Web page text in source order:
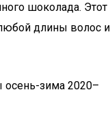
шоколада. Этот
длины волос и
зима 2020–